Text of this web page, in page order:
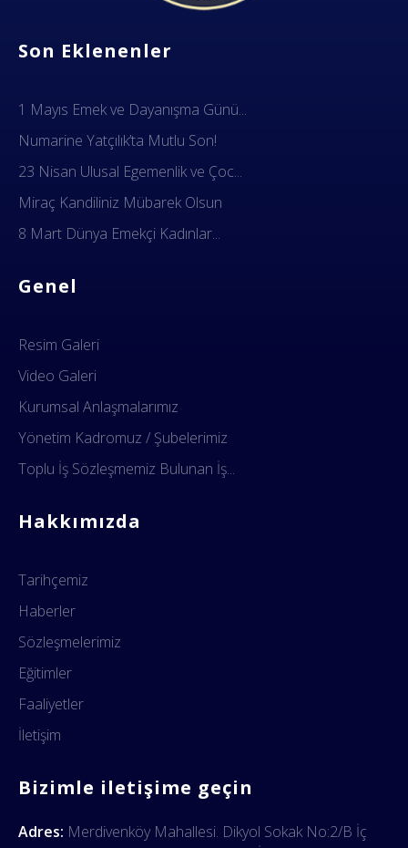
Son Eklenenler
1 Mayıs Emek ve Dayanışma Günü...
Numarine Yatçılık’ta Mutlu Son!
23 Nisan Ulusal Egemenlik ve Çoc...
Miraç Kandiliniz Mübarek Olsun
8 Mart Dünya Emekçi Kadınlar...
Genel
Resim Galeri
Video Galeri
Kurumsal Anlaşmalarımız
Yönetim Kadromuz / Şubelerimiz
Toplu İş Sözleşmemiz Bulunan İş...
Hakkımızda
Tarihçemiz
Haberler
Sözleşmelerimiz
Eğitimler
Faaliyetler
İletişim
Bizimle iletişime geçin
Adres: Merdivenköy Mahallesi. Dikyol Sokak No:2/B İç